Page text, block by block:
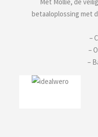
betaaloplossing met
–
–
–